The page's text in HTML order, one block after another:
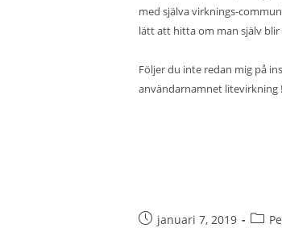
med själva virknings-
lätt att hitta om man själv
Följer du inte redan mig på
användarnamnet litevirkning !
januari 7, 2019